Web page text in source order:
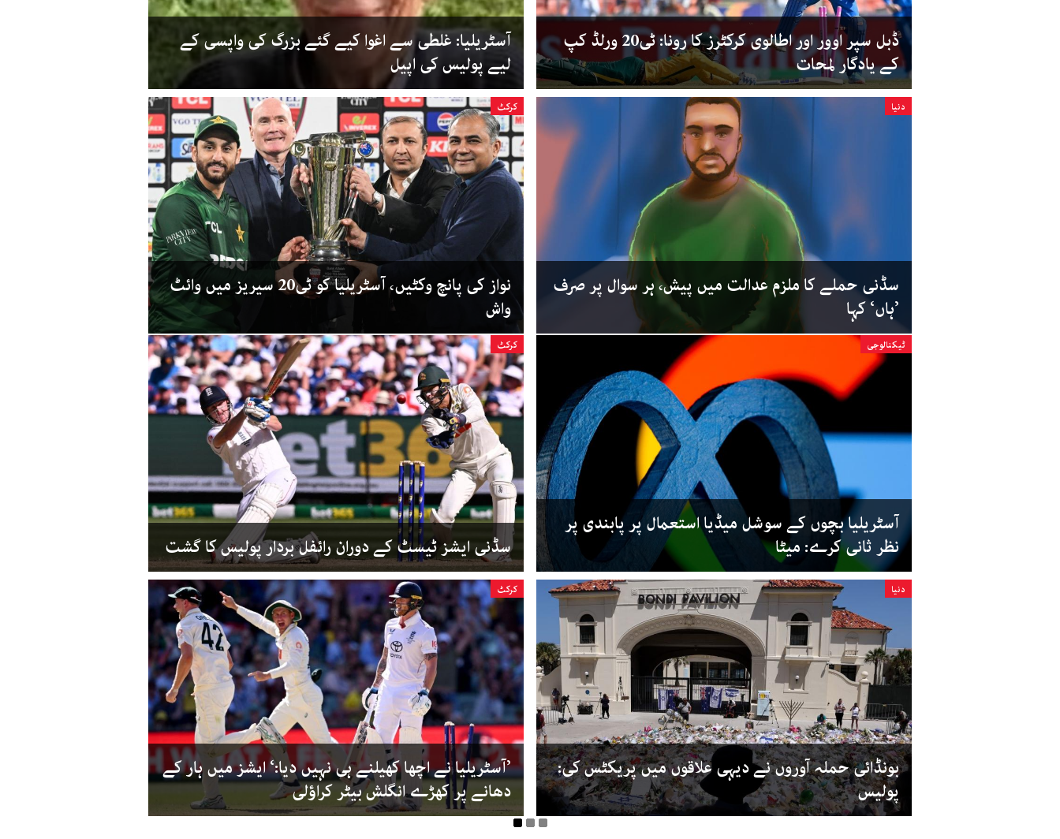
ڈبل سپر اوور اور اطالوی کرکٹرز کا رونا: ٹی20 ورلڈ کپ
کے یادگار لمحات
آسٹریلیا: غلطی سے اغوا کیے گئے بزرگ کی واپسی کے
لیے پولیس کی اپیل
دنیا
سڈنی حملے کا ملزم عدالت میں پیش، ہر سوال پر صرف
’ہاں‘ کہا
کرکٹ
نواز کی پانچ وکٹیں، آسٹریلیا کو ٹی20 سیریز میں وائٹ
واش
ٹیکنالوجی
آسٹریلیا بچوں کے سوشل میڈیا استعمال پر پابندی پر
نظر ثانی کرے: میٹا
کرکٹ
سڈنی ایشز ٹیسٹ کے دوران رائفل بردار پولیس کا گشت
دنیا
بونڈائی حملہ آوروں نے دیہی علاقوں میں پریکٹس کی:
پولیس
کرکٹ
’آسٹریلیا نے اچھا کھیلنے ہی نہیں دیا:‘ ایشز میں ہار کے
دھانے پر کھڑے انگلش بیٹر کراؤلی